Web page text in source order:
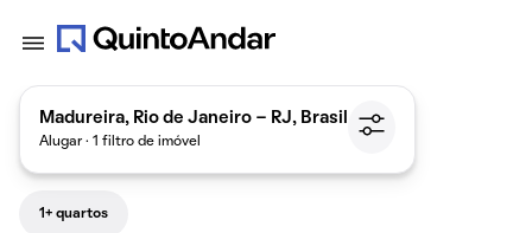
Madureira, Rio de Janeiro - RJ, Brasil
Alugar · 1 filtro de imóvel
1+ quartos